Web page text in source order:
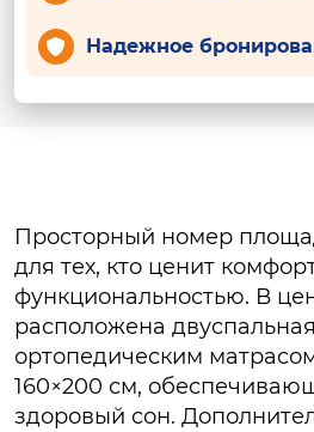
Надежное
Просторный номер
для тех, кто ценит
функциональностью. В
расположена
ортопедическим
160×200 см,
здоровый сон.